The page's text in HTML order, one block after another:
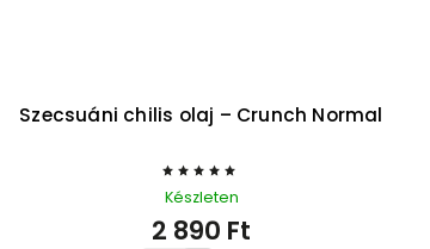
Szecsuáni chilis olaj – Crunch Normal
Készleten
2 890 Ft